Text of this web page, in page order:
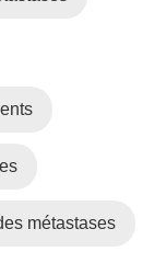
métastases